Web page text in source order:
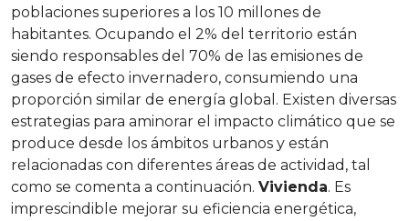
poblaciones superiores a los 10 millones de
habitantes. Ocupando el 2% del territorio están
siendo responsables del 70% de las emisiones de
gases de efecto invernadero, consumiendo una
proporción similar de energía global. Existen diversas
estrategias para aminorar el impacto climático que se
produce desde los ámbitos urbanos y están
relacionadas con diferentes áreas de actividad, tal
como se comenta a continuación. Vivienda. Es
imprescindible mejorar su eficiencia energética,